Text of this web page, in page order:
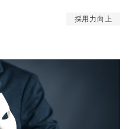
採用力向上